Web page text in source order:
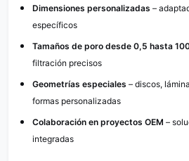
Dimensiones personalizadas –
específicos
Tamaños de poro desde 0,5 hasta
filtración precisos
Geometrías especiales – discos,
formas personalizadas
Colaboración en proyectos OEM –
integradas